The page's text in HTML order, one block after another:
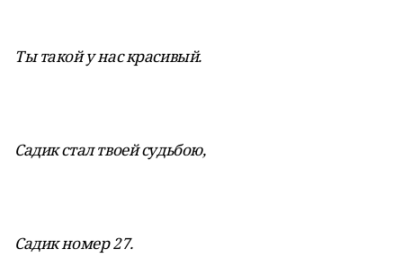
Ты такой у нас красивый.
Садик стал твоей судьбою,
Садик номер 27.